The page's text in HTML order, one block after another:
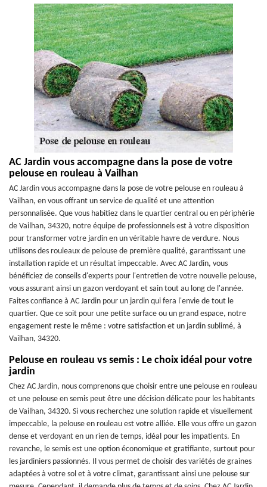
AC Jardin vous accompagne dans la pose de votre
pelouse en rouleau à Vailhan
AC Jardin vous accompagne dans la pose de votre pelouse en rouleau à
Vailhan, en vous offrant un service de qualité et une attention
personnalisée. Que vous habitiez dans le quartier central ou en périphérie
de Vailhan, 34320, notre équipe de professionnels est à votre disposition
pour transformer votre jardin en un véritable havre de verdure. Nous
utilisons des rouleaux de pelouse de première qualité, garantissant une
installation rapide et un résultat impeccable. Avec AC Jardin, vous
bénéficiez de conseils d'experts pour l'entretien de votre nouvelle pelouse,
vous assurant ainsi un gazon verdoyant et sain tout au long de l'année.
Faites confiance à AC Jardin pour un jardin qui fera l'envie de tout le
quartier. Que ce soit pour une petite surface ou un grand espace, notre
engagement reste le même : votre satisfaction et un jardin sublimé, à
Vailhan, 34320.
Pelouse en rouleau vs semis : Le choix idéal pour votre
jardin
Chez AC Jardin, nous comprenons que choisir entre une pelouse en rouleau
et une pelouse en semis peut être une décision délicate pour les habitants
de Vailhan, 34320. Si vous recherchez une solution rapide et visuellement
impeccable, la pelouse en rouleau est votre alliée. Elle vous offre un gazon
dense et verdoyant en un rien de temps, idéal pour les impatients. En
revanche, le semis est une option économique et gratifiante, surtout pour
les jardiniers passionnés. Il vous permet de choisir des variétés de graines
adaptées à votre sol et à votre climat, garantissant ainsi une pelouse sur